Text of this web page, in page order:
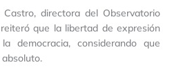
directora del Observatorio
reiteró que la libertad de expresión
democracia, considerando que